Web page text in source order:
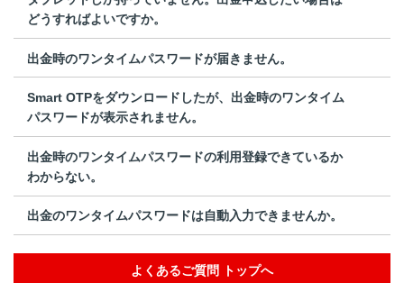
どうすればよいですか。
出金時のワンタイムパスワードが届きません。
Smart OTPをダウンロードしたが、出金時のワンタイム
パスワードが表示されません。
出金時のワンタイムパスワードの利用登録できているか
わからない。
出金のワンタイムパスワードは自動入力できませんか。
よくあるご質問 トップへ